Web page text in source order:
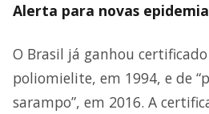
Alerta para novas
O Brasil já ganhou
poliomielite, em 1994, e de
sarampo”, em 2016. A